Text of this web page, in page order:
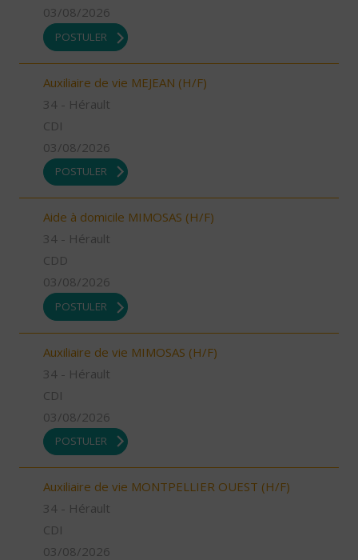
03/08/2026
POSTULER
Auxiliaire de vie MEJEAN (H/F)
34 - Hérault
CDI
03/08/2026
POSTULER
Aide à domicile MIMOSAS (H/F)
34 - Hérault
CDD
03/08/2026
POSTULER
Auxiliaire de vie MIMOSAS (H/F)
34 - Hérault
CDI
03/08/2026
POSTULER
Auxiliaire de vie MONTPELLIER OUEST (H/F)
34 - Hérault
CDI
03/08/2026